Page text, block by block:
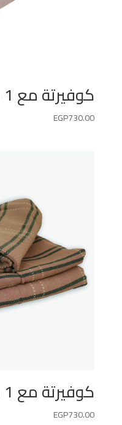
كوفيرتة مع 1 خدادية 180*240
EGP730.00
كوفيرتة مع 1 خدادية 180*240
EGP730.00